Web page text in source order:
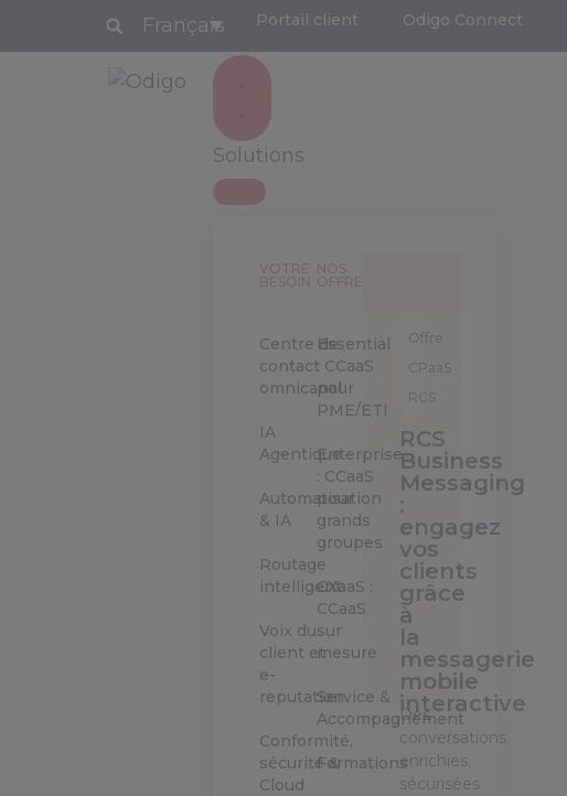
Français Portail client Odigo Connect
Solutions
VOTRE
BESOIN
Centre de
contact
omnicanal
IA
Agentique
Automatisation
& IA
Routage
intelligent
Voix du
client et
e-
reputation
Conformité,
sécurité &
Cloud
NOS
OFFRES
Essential
: CCaaS
pour
PME/ETI
Enterprise
: CCaaS
pour
grands
groupes
CXaaS :
CCaaS
sur
mesure
Service &
Accompagnement
Formations
Offre
CPaaS
RCS
RCS
Business
Messaging
:
engagez
vos
clients
grâce
à
la
messagerie
mobile
interactive
Des
conversations
enrichies,
sécurisées